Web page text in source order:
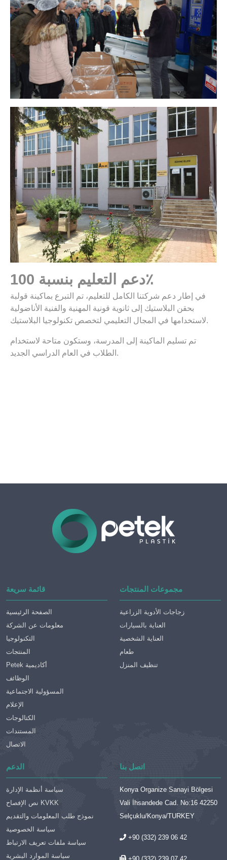
دعم التعليم بنسبة 100٪
في إطار دعم شركتنا الكامل للتعليم، تم التبرع بماكينة قولبة
بحقن البلاستيك إلى ثانوية قونية المهنية والفنية الأناضولية
لاستخدامها في المجال التعليمي لتخصص تكنولوجيا البلاستيك.
تم تسليم الماكينة إلى المدرسة، وستكون متاحة لاستخدام
الطلاب في العام الدراسي الجديد.
قائمة سريعة
الصفحة الرئيسية
معلومات عن الشركة
التكنولوجيا
المنتجات
Petek أكاديمية
الوظائف
المسؤولية الاجتماعية
الإعلام
الكتالوجات
المستندات
الاتصال
مجموعات المنتجات
زجاجات الأدوية الزراعية
العناية بالسيارات
العناية الشخصية
طعام
تنظيف المنزل
الدعم
سياسة أنظمة الإدارة
نص الإفصاح KVKK
نموذج طلب المعلومات والتقديم
سياسة الخصوصية
سياسة ملفات تعريف الارتباط
سياسة الموارد البشرية
اتصل بنا
Konya Organize Sanayi Bölgesi
Vali İhsandede Cad. No:16 42250
Selçuklu/Konya/TURKEY
+90 (332) 239 06 42